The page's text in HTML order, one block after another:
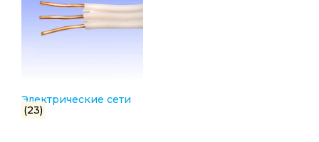
Электрические сети
(23)